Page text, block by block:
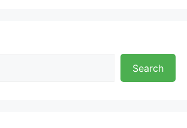
Search